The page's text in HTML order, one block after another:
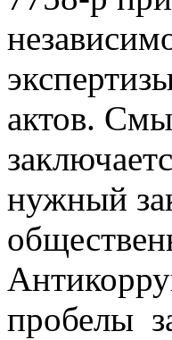
актов.
нужный
пробелы